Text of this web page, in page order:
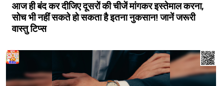
आज ही बंद कर दीजिए दूसरों की चीजें मांगकर इस्तेमाल करना,
सोच भी नहीं सकते हो सकता है इतना नुकसान! जानें जरूरी
वास्तु टिप्स